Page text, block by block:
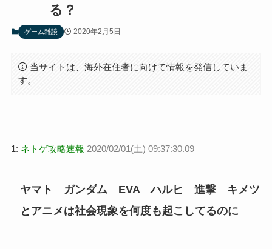
る？
ゲーム雑談 2020年2月5日
当サイトは、海外在住者に向けて情報を発信していま
す。
1: ネトゲ攻略速報 2020/02/01(土) 09:37:30.09
ヤマト ガンダム EVA ハルヒ 進撃 キメツ
とアニメは社会現象を何度も起こしてるのに